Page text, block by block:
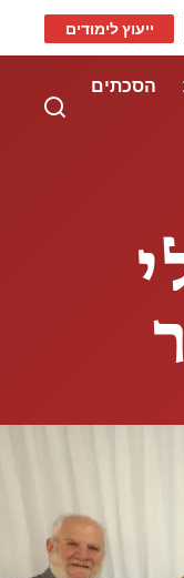
ייעוץ לימודים
הסכתים